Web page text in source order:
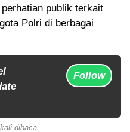
publik terkait
Polri di berbagai
Follow
dibaca